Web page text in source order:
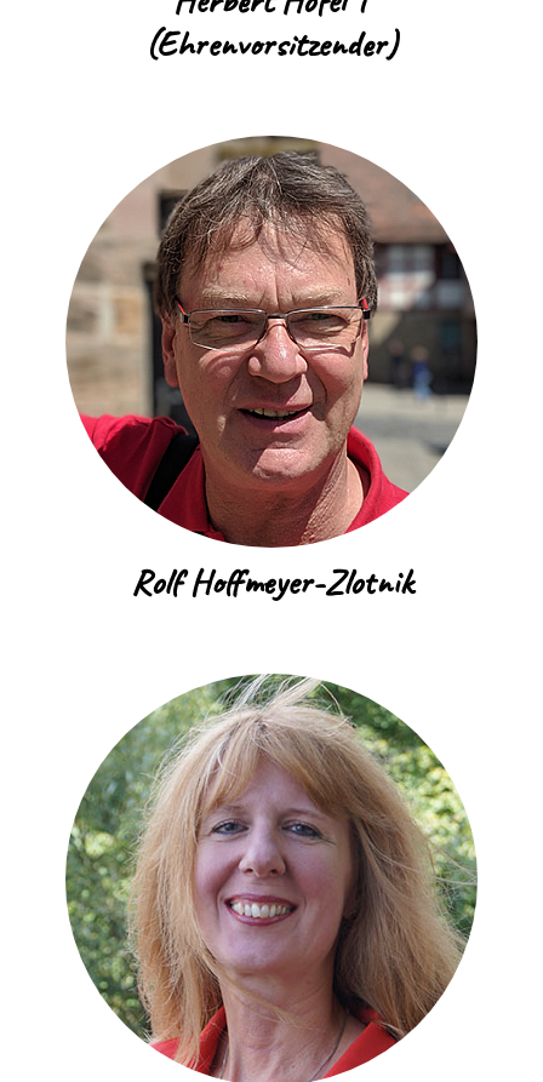
(Ehrenvorsitzender)
Rolf Hoffmeyer-Zlotnik